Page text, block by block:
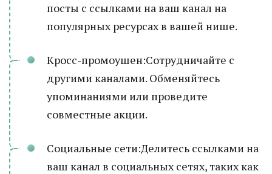
посты с ссылками на ваш канал на
популярных ресурсах в вашей нише.
Кросс-промоушен:Сотрудничайте с
другими каналами. Обменяйтесь
упоминаниями или проведите
совместные акции.
Социальные сети:Делитесь ссылками на
ваш канал в социальных сетях, таких как